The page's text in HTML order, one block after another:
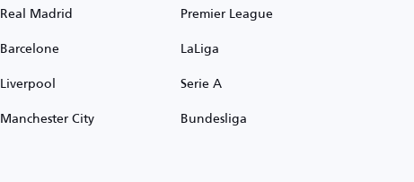
Real Madrid
Barcelone
Liverpool
Manchester City
Premier League
LaLiga
Serie A
Bundesliga